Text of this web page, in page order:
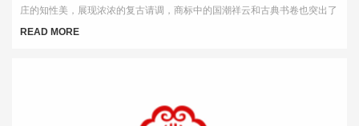
庄的知性美，展现浓浓的复古请调，商标中的国潮祥云和古典书卷也突出了
中式元素，“祥云”又代表了吉祥，喜庆，幸福，更有人间烟火的气息，象征
READ MORE